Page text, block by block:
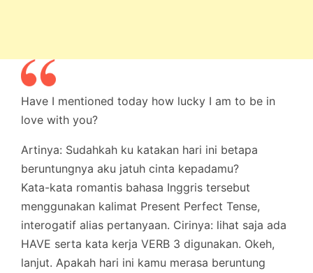
Have I mentioned today how lucky I am to be in
love with you?
Artinya: Sudahkah ku katakan hari ini betapa
beruntungnya aku jatuh cinta kepadamu?
Kata-kata romantis bahasa Inggris tersebut
menggunakan kalimat Present Perfect Tense,
interogatif alias pertanyaan. Cirinya: lihat saja ada
HAVE serta kata kerja VERB 3 digunakan. Okeh,
lanjut. Apakah hari ini kamu merasa beruntung